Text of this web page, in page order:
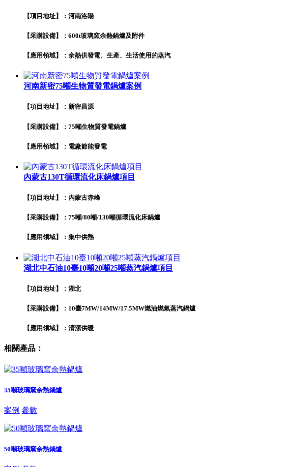
【項目地址】：河南洛陽
【采購設備】：600t玻璃窯余熱鍋爐及附件
【應用領域】：余熱供發電、生產、生活使用的蒸汽
河南新密75噸生物質發電鍋爐案例
【項目地址】：新密昌源
【采購設備】：75噸生物質發電鍋爐
【應用領域】：電廠節能發電
內蒙古130T循環流化床鍋爐項目
【項目地址】：內蒙古赤峰
【采購設備】：75噸/80噸/130噸循環流化床鍋爐
【應用領域】：集中供熱
湖北中石油10臺10噸20噸25噸蒸汽鍋爐項目
【項目地址】：湖北
【采購設備】：10臺7MW/14MW/17.5MW燃油燃氣蒸汽鍋爐
【應用領域】：清潔供暖
相關產品：
35噸玻璃窯余熱鍋爐
案例 參數
50噸玻璃窯余熱鍋爐